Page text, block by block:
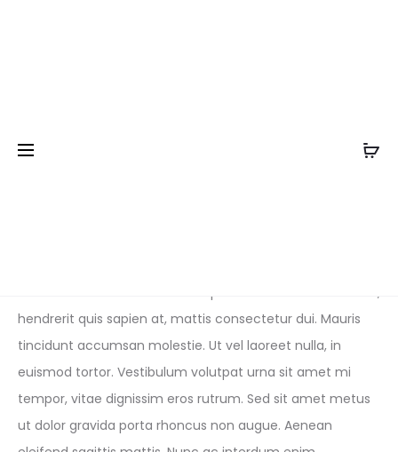
Praesent tincidunt convallis vulputate. Donec enim lectus,
hendrerit quis sapien at, mattis consectetur dui. Mauris
tincidunt accumsan molestie. Ut vel laoreet nulla, in
euismod tortor. Vestibulum volutpat urna sit amet mi
tempor, vitae dignissim eros rutrum. Sed sit amet metus
ut dolor gravida porta rhoncus non augue. Aenean